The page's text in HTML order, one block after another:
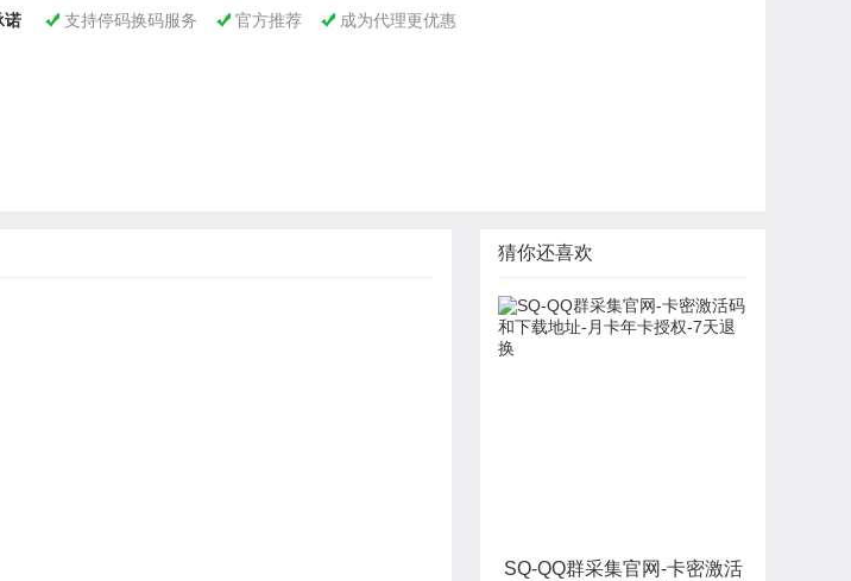
诺  支持停码换码服务  官方推荐  成为代理更优惠
猜你还喜欢
SQ-QQ群采集官网-卡密激活